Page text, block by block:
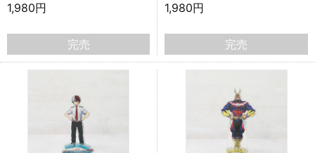
1,980円
完売
1,980円
完売